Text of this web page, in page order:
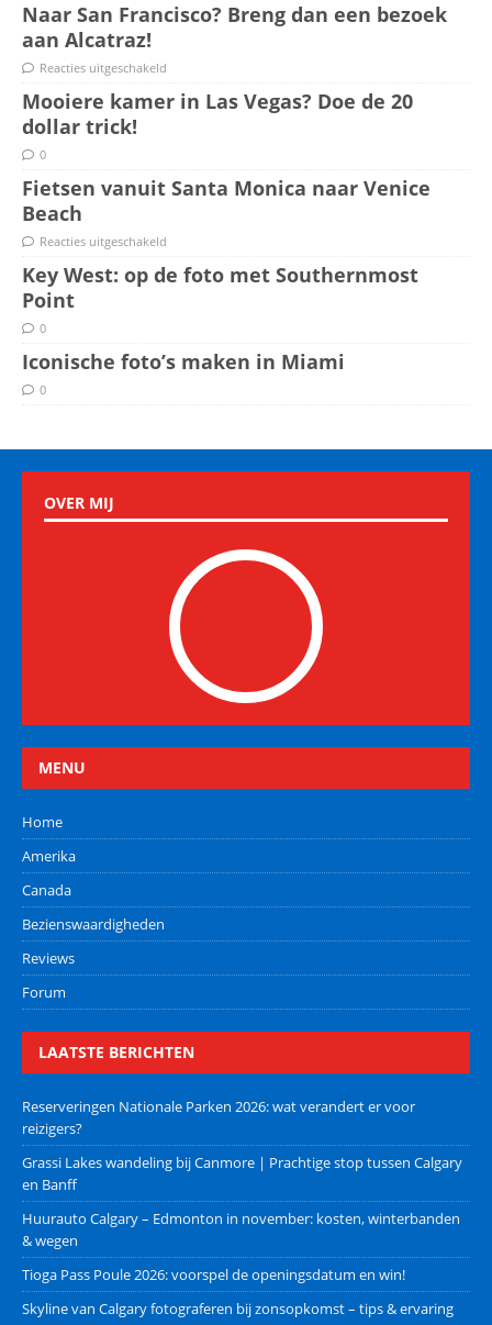
Naar San Francisco? Breng dan een bezoek
aan Alcatraz!
Reacties uitgeschakeld
Mooiere kamer in Las Vegas? Doe de 20
dollar trick!
0
Fietsen vanuit Santa Monica naar Venice
Beach
Reacties uitgeschakeld
Key West: op de foto met Southernmost
Point
0
Iconische foto’s maken in Miami
0
OVER MIJ
MENU
Home
Amerika
Canada
Bezienswaardigheden
Reviews
Forum
LAATSTE BERICHTEN
Reserveringen Nationale Parken 2026: wat verandert er voor
reizigers?
Grassi Lakes wandeling bij Canmore | Prachtige stop tussen Calgary
en Banff
Huurauto Calgary – Edmonton in november: kosten, winterbanden
& wegen
Tioga Pass Poule 2026: voorspel de openingsdatum en win!
Skyline van Calgary fotograferen bij zonsopkomst – tips & ervaring